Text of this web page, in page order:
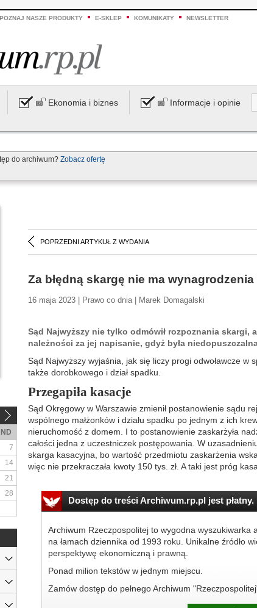
POZNAJ NASZE PRODUKTY E-SKLEP KOMUNIKATY NEWSLETTER
Ekonomia i biznes Informacje i opinie
do archiwum? Zobacz ofertę
POPRZEDNI ARTYKUŁ Z WYDANIA
Za błędną skargę nie ma wynagrodzenia
16 maja 2023 | Prawo co dnia | Marek Domagalski
Sąd Najwyższy nie tylko odmówił rozpoznania skargi,
należności za jej napisanie, gdyż była
Sąd Najwyższy wyjaśnia, jak się liczy progi odwoławcze w
także dorobkowego i dział spadku.
Przegapiła kasacje
Sąd Okręgowy w Warszawie zmienił postanowienie sądu
wspólnego małżonków i działu spadku po jednym z ich
nieruchomość z domem. I to postanowienie zaskarżyła
całości jedna z uczestniczek postępowania. W
skarga kasacyjna, bo wartość przedmiotu zaskarżenia
więc nie przekraczała kwoty 150 tys. zł. A taki jest próg
Dostęp do treści Archiwum.rp.pl jest płatny.
Archiwum Rzeczpospolitej to wygodna wyszukiwarka
na łamach dziennika od 1993 roku. Unikalne źródło
perspektywę ekonomiczną i prawną.
Ponad milion tekstów w jednym miejscu.
Zamów dostęp do pełnego Archiwum
ND
7
14
21
28